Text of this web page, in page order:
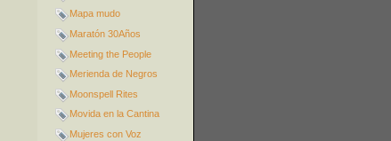
Mapa mudo
Maratón 30Años
Meeting the People
Merienda de Negros
Moonspell Rites
Movida en la Cantina
Mujeres con Voz